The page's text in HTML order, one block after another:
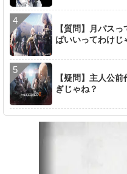
【質問】月パス
ばいいってわけじ
【疑問】主人公
ぎじゃね？